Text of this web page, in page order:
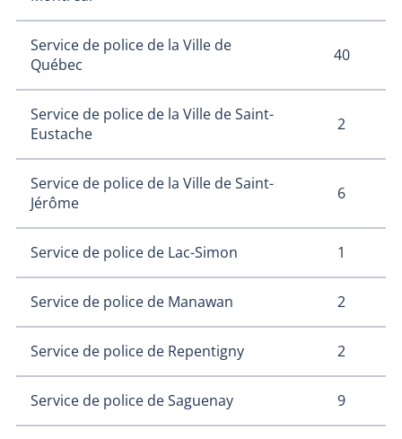
Service de police de la Ville de
Québec
40
Service de police de la Ville de Saint-
Eustache
2
Service de police de la Ville de Saint-
Jérôme
6
Service de police de Lac-Simon 1
Service de police de Manawan 2
Service de police de Repentigny 2
Service de police de Saguenay 9